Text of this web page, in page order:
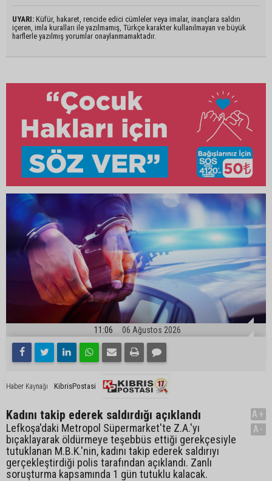
UYARI: Küfür, hakaret, rencide edici cümleler veya imalar, inançlara saldırı
içeren, imla kuralları ile yazılmamış, Türkçe karakter kullanılmayan ve büyük
harflerle yazılmış yorumlar onaylanmamaktadır.
11:06 06 Ağustos 2026
Haber Kaynağı KibrisPostasi
Kadını takip ederek saldırdığı açıklandı
Lefkoşa'daki Metropol Süpermarket'te Z.A.'yı
bıçaklayarak öldürmeye teşebbüs ettiği gerekçesiyle
tutuklanan M.B.K.'nin, kadını takip ederek saldırıyı
gerçekleştirdiği polis tarafından açıklandı. Zanlı
soruşturma kapsamında 1 gün tutuklu kalacak.
A+
A-